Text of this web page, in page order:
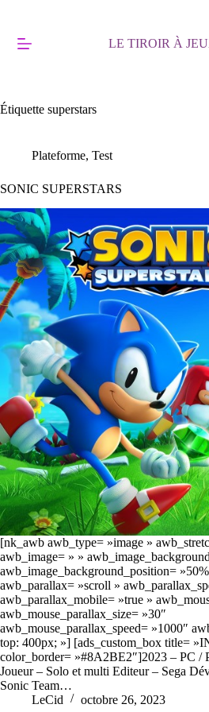
LE TIROIR À
Étiquette superstars
Plateforme, Test
SONIC SUPERSTARS
[nk_awb awb_type= »image »
awb_image= » »
awb_image_background_position=
awb_parallax= »scroll »
awb_parallax_mobile= »true »
awb_mouse_parallax_size= »30″
awb_mouse_parallax_speed= »1000″
top: 400px; »] [ads_custom_box title=
color_border= »#8A2BE2″]2023 – PC /
Joueur – Solo et multi Editeur – Sega
Sonic Team…
LeCid
octobre 26, 2023